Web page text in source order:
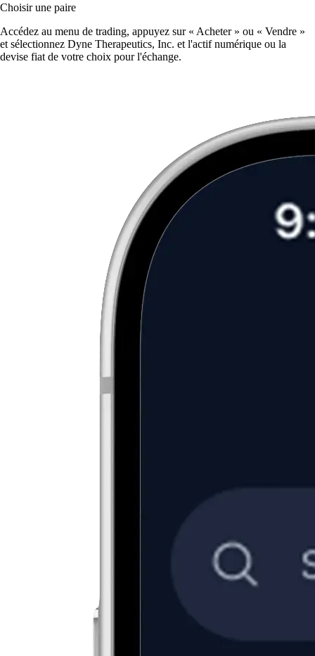
Choisir une paire
Accédez au menu de trading, appuyez sur « Acheter » ou « Vendre »
et sélectionnez Dyne Therapeutics, Inc. et l'actif numérique ou la
devise fiat de votre choix pour l'échange.